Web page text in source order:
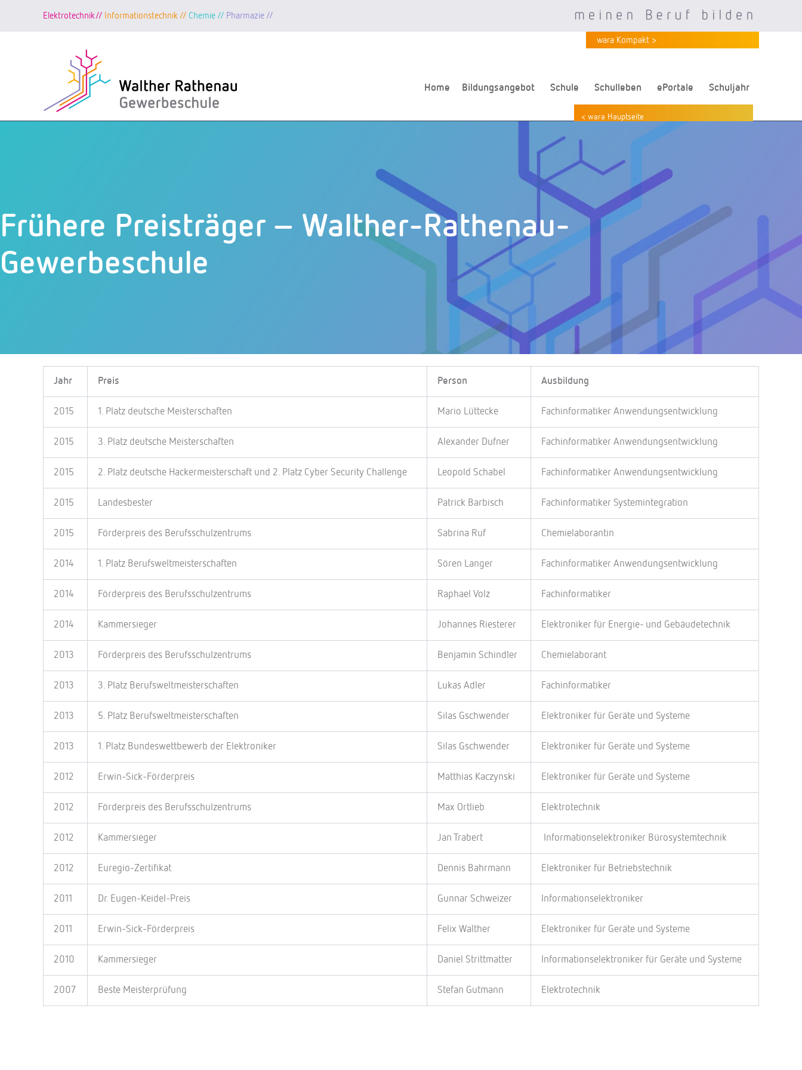
Elektrotechnik// Informationstechnik // Chemie // Pharmazie //
Home Bildungsangebot Schule Schulleben ePortale Schuljahr
wara Kompakt >
< wara Hauptseite
Frühere Preisträger – Walther-Rathenau-
Gewerbeschule
Jahr Preis Person Ausbildung
2015 1. Platz deutsche Meisterschaften Mario Lüttecke Fachinformatiker Anwendungsentwicklung
2015 3. Platz deutsche Meisterschaften Alexander Dufner Fachinformatiker Anwendungsentwicklung
2015 2. Platz deutsche Hackermeisterschaft und 2. Platz Cyber Security Challenge Leopold Schabel Fachinformatiker Anwendungsentwicklung
2015 Landesbester Patrick Barbisch Fachinformatiker Systemintegration
2015 Förderpreis des Berufsschulzentrums Sabrina Ruf Chemielaborantin
2014 1. Platz Berufsweltmeisterschaften Sören Langer Fachinformatiker Anwendungsentwicklung
2014 Förderpreis des Berufsschulzentrums Raphael Volz Fachinformatiker
2014 Kammersieger Johannes Riesterer Elektroniker für Energie- und Gebäudetechnik
2013 Förderpreis des Berufsschulzentrums Benjamin Schindler Chemielaborant
2013 3. Platz Berufsweltmeisterschaften Lukas Adler Fachinformatiker
2013 5. Platz Berufsweltmeisterschaften Silas Gschwender Elektroniker für Geräte und Systeme
2013 1. Platz Bundeswettbewerb der Elektroniker Silas Gschwender Elektroniker für Geräte und Systeme
2012 Erwin-Sick-Förderpreis Matthias Kaczynski Elektroniker für Geräte und Systeme
2012 Förderpreis des Berufsschulzentrums Max Ortlieb Elektrotechnik
2012 Kammersieger Jan Trabert Informationselektroniker Bürosystemtechnik
2012 Euregio-Zertifikat Dennis Bahrmann Elektroniker für Betriebstechnik
2011 Dr. Eugen-Keidel-Preis Gunnar Schweizer Informationselektroniker
2011 Erwin-Sick-Förderpreis Felix Walther Elektroniker für Geräte und Systeme
2010 Kammersieger Daniel Strittmatter Informationselektroniker für Geräte und Systeme
2007 Beste Meisterprüfung Stefan Gutmann Elektrotechnik